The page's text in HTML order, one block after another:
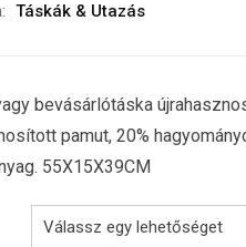
Táskák & Utazás
bevásárlótáska
pamut, 20%
55X15X39CM